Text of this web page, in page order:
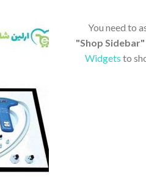
You need to
"Shop Sidebar"
Widgets to